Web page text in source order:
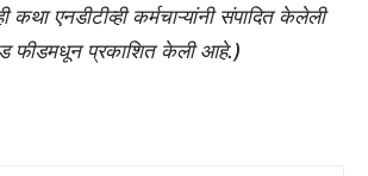
एनडीटीव्ही कर्मचाऱ्यांनी संपादित केलेली
फीडमधून प्रकाशित केली आहे.)